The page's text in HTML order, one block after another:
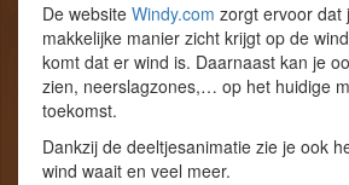
De website Windy.com zorgt ervoor dat
makkelijke manier zicht krijgt op de
komt dat er wind is. Daarnaast kan je
zien, neerslagzones,… op het huidige
toekomst.
Dankzij de deeltjesanimatie zie je ook
wind waait en veel meer.